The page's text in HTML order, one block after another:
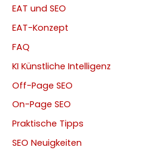
EAT und SEO
EAT-Konzept
FAQ
KI Künstliche Intelligenz
Off-Page SEO
On-Page SEO
Praktische Tipps
SEO Neuigkeiten